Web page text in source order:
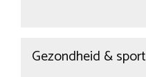
Gezondheid & sport